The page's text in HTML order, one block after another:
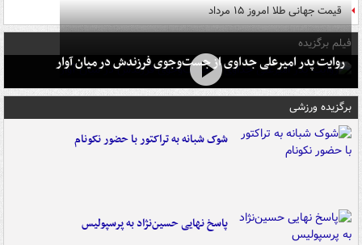
قیمت جهانی طلا امروز ۱۵ مرداد
فیلم برگزیده
روایت پدر امیرعلی جداوی از جست‌وجوی فرزندش در میان آوار
برگزیده ورزشی
شوک شبانه به تراکتور با حضور نکونام
پاسخ نهایی حسین‌نژاد به پرسپولیس